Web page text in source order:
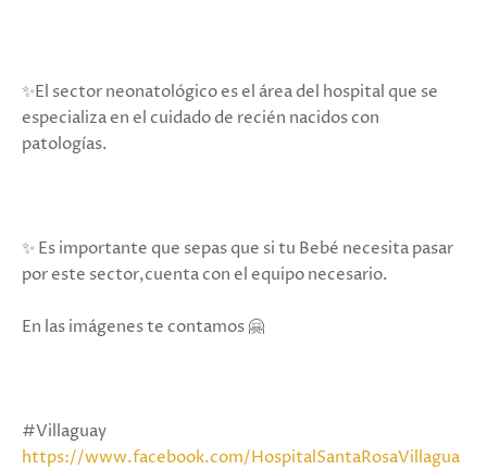
✨️El sector neonatológico es el área del hospital que se
especializa en el cuidado de recién nacidos con
patologías.
✨️ Es importante que sepas que si tu Bebé necesita pasar
por este sector,cuenta con el equipo necesario.
En las imágenes te contamos 🤗
#Villaguay
https://www.facebook.com/HospitalSantaRosaVillagua